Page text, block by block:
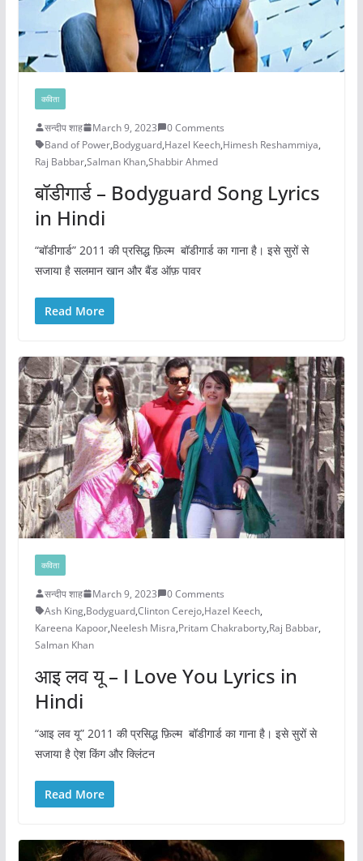
कविता
सन्दीप शाह March 9, 2023
0 Comments
Band of Power,Bodyguard,Hazel Keech,Himesh Reshammiya,
Raj Babbar,Salman Khan,Shabbir Ahmed
बॉडीगार्ड – Bodyguard Song Lyrics
in Hindi
“बॉडीगार्ड” 2011 की प्रसिद्ध फ़िल्म बॉडीगार्ड का गाना है। इसे सुरों से
सजाया है सलमान खान और बैंड ऑफ़ पावर
Read More
कविता
सन्दीप शाह March 9, 2023
0 Comments
Ash King,Bodyguard,Clinton Cerejo,Hazel Keech,
Kareena Kapoor,Neelesh Misra,Pritam Chakraborty,Raj Babbar,
Salman Khan
आइ लव यू – I Love You Lyrics in
Hindi
“आइ लव यू” 2011 की प्रसिद्ध फ़िल्म बॉडीगार्ड का गाना है। इसे सुरों से
सजाया है ऐश किंग और क्लिंटन
Read More